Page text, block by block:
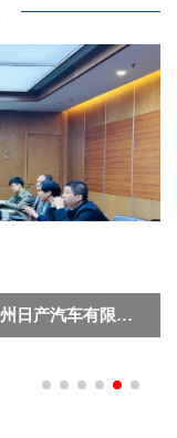
百名专家河南行|我院金盛教授一行赴郑州日产汽车有限公司开展合作交流